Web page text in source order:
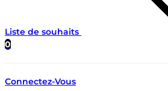
Liste de souhaits
0
Connectez-Vous